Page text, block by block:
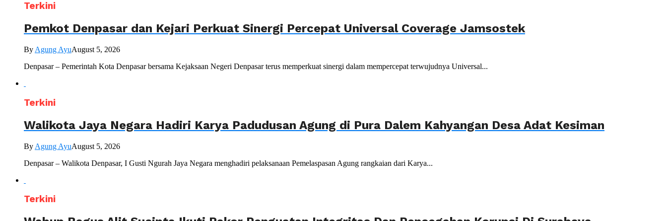
Terkini
Pemkot Denpasar dan Kejari Perkuat Sinergi Percepat Universal Coverage Jamsostek
By Agung AyuAugust 5, 2026
Denpasar – Pemerintah Kota Denpasar bersama Kejaksaan Negeri Denpasar terus memperkuat sinergi dalam mempercepat terwujudnya Universal...
Terkini
Walikota Jaya Negara Hadiri Karya Padudusan Agung di Pura Dalem Kahyangan Desa Adat Kesiman
By Agung AyuAugust 5, 2026
Denpasar – Walikota Denpasar, I Gusti Ngurah Jaya Negara menghadiri pelaksanaan Pemelaspasan Agung rangkaian dari Karya...
Terkini